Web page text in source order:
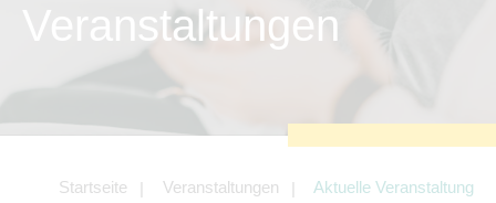
Veranstaltungen
Startseite Veranstaltungen Aktuelle Veranstaltung
Tracking- und Targeting-Cookies
Angebotes einschließlich der
Angeboten von z.B. Facebook und
LinkedIn.